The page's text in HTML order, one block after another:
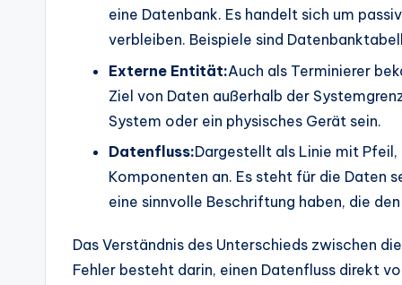
eine Datenbank. Es handelt sich um
verbleiben. Beispiele sind
Externe Entität:Auch als Terminierer
Ziel von Daten außerhalb der
System oder ein physisches Gerät sein.
Datenfluss:Dargestellt als Linie mit
Komponenten an. Es steht für die Daten
eine sinnvolle Beschriftung haben, die
Das Verständnis des Unterschieds zwischen
Fehler besteht darin, einen Datenfluss direkt